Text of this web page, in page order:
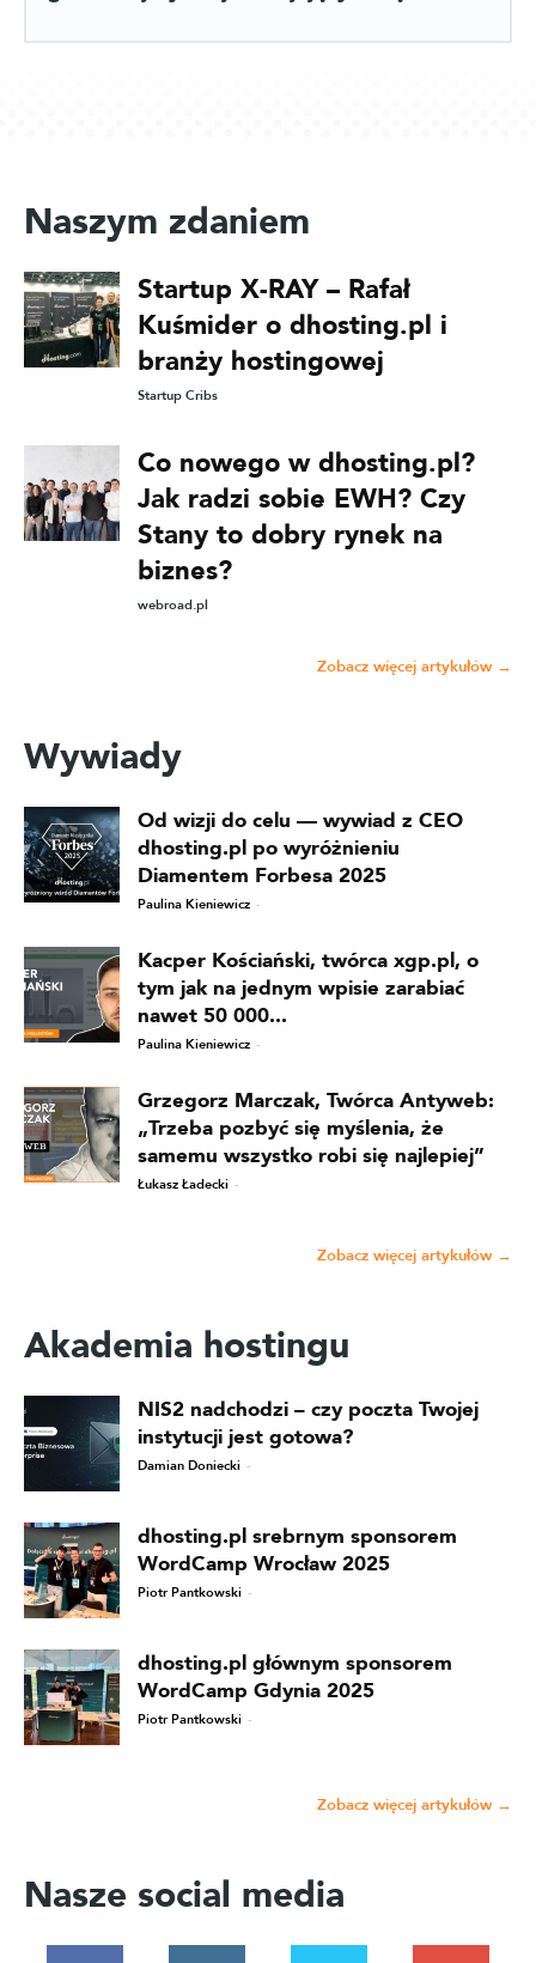
Naszym zdaniem
Startup X-RAY – Rafał
Kuśmider o dhosting.pl i
branży hostingowej
Startup Cribs
Co nowego w dhosting.pl?
Jak radzi sobie EWH? Czy
Stany to dobry rynek na
biznes?
webroad.pl
Zobacz więcej artykułów →
Wywiady
Od wizji do celu — wywiad z CEO
dhosting.pl po wyróżnieniu
Diamentem Forbesa 2025
Paulina Kieniewicz -
Kacper Kościański, twórca xgp.pl, o
tym jak na jednym wpisie zarabiać
nawet 50 000...
Paulina Kieniewicz -
Grzegorz Marczak, Twórca Antyweb:
„Trzeba pozbyć się myślenia, że
samemu wszystko robi się najlepiej”
Łukasz Ładecki -
Zobacz więcej artykułów →
Akademia hostingu
NIS2 nadchodzi – czy poczta Twojej
instytucji jest gotowa?
Damian Doniecki -
dhosting.pl srebrnym sponsorem
WordCamp Wrocław 2025
Piotr Pantkowski -
dhosting.pl głównym sponsorem
WordCamp Gdynia 2025
Piotr Pantkowski -
Zobacz więcej artykułów →
Nasze social media